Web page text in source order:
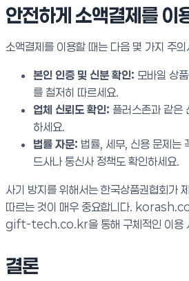
안전하게 소액결제를 이
소액결제를 이용할 때는 다음 몇 가지 주
본인 인증 및 신분 확인: 모바일 상
를 철저히 따르세요.
업체 신뢰도 확인: 플러스존과 같은
하세요.
법률 자문: 법률, 세무, 신용 문제는
드사나 통신사 정책도 확인하세요.
사기 방지를 위해서는 한국상품권협회가
따르는 것이 매우 중요합니다.
gift-tech.co.kr을 통해 구체적인 이용
결론